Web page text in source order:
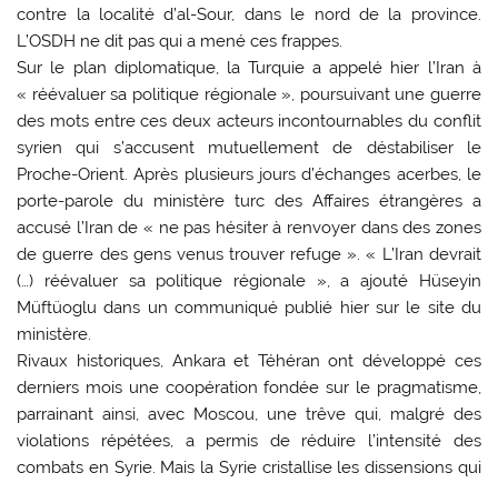
contre la localité d’al-Sour, dans le nord de la province.
L’OSDH ne dit pas qui a mené ces frappes.
Sur le plan diplomatique, la Turquie a appelé hier l’Iran à
« réévaluer sa politique régionale », poursuivant une guerre
des mots entre ces deux acteurs incontournables du conflit
syrien qui s’accusent mutuellement de déstabiliser le
Proche-Orient. Après plusieurs jours d’échanges acerbes, le
porte-parole du ministère turc des Affaires étrangères a
accusé l’Iran de « ne pas hésiter à renvoyer dans des zones
de guerre des gens venus trouver refuge ». « L’Iran devrait
(…) réévaluer sa politique régionale », a ajouté Hüseyin
Müftüoglu dans un communiqué publié hier sur le site du
ministère.
Rivaux historiques, Ankara et Téhéran ont développé ces
derniers mois une coopération fondée sur le pragmatisme,
parrainant ainsi, avec Moscou, une trêve qui, malgré des
violations répétées, a permis de réduire l’intensité des
combats en Syrie. Mais la Syrie cristallise les dissensions qui